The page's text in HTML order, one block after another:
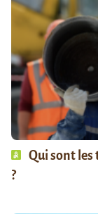
Qui sont
?